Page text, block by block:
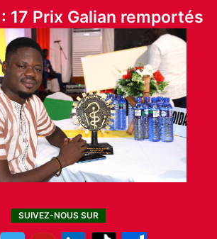
17 Prix Galian remportés
SUIVEZ-NOUS SUR